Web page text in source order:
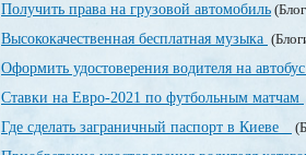
Получить права на грузовой автомобиль
Высококачественная бесплатная музыка
Оформить удостоверения водителя на
Ставки на Евро-2021 по футбольным матчам
Где сделать заграничный паспорт в Киеве